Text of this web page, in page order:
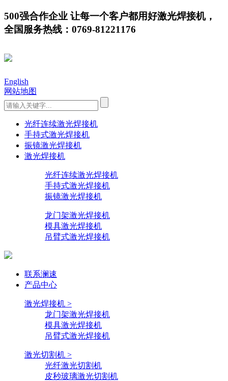
500强合作企业 让每一个客户都用好激光焊接机，
全国服务热线：0769-81221176
English
网站地图
光纤连续激光焊接机
手持式激光焊接机
振镜激光焊接机
激光焊接机
光纤连续激光焊接机
手持式激光焊接机
振镜激光焊接机
龙门架激光焊接机
模具激光焊接机
吊臂式激光焊接机
联系澜速
产品中心
激光焊接机 >
龙门架激光焊接机
模具激光焊接机
吊臂式激光焊接机
激光切割机 >
光纤激光切割机
皮秒玻璃激光切割机